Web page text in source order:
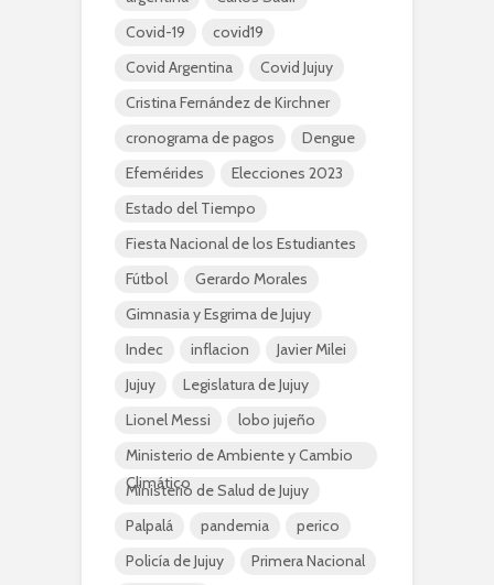
Covid-19
covid19
Covid Argentina
Covid Jujuy
Cristina Fernández de Kirchner
cronograma de pagos
Dengue
Efemérides
Elecciones 2023
Estado del Tiempo
Fiesta Nacional de los Estudiantes
Fútbol
Gerardo Morales
Gimnasia y Esgrima de Jujuy
Indec
inflacion
Javier Milei
Jujuy
Legislatura de Jujuy
Lionel Messi
lobo jujeño
Ministerio de Ambiente y Cambio
Climático
Ministerio de Salud de Jujuy
Palpalá
pandemia
perico
Policía de Jujuy
Primera Nacional